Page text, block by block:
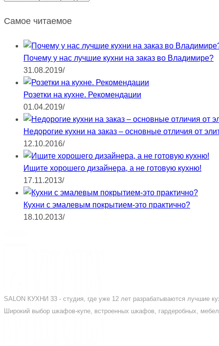
Самое читаемое
Почему у нас лучшие кухни на заказ во Владимире?
31.08.2019/
Розетки на кухне. Рекомендации
01.04.2019/
Недорогие кухни на заказ – основные отличия от
12.10.2016/
Ищите хорошего дизайнера, а не готовую кухню!
17.11.2013/
Кухни с эмалевым покрытием-это практично?
18.10.2013/
SALON КУХНИ 33 - студия, где уже 12 лет разрабатываются лучшие
Широкий выбор шкафов-купе, встроенных шкафов, гардеробных,